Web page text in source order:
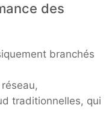
des
branchés
traditionnelles, qui